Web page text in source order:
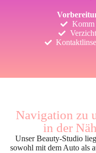
Komm
Navigation zu
in der
Unser Beauty-Studio
sowohl mit dem Auto als